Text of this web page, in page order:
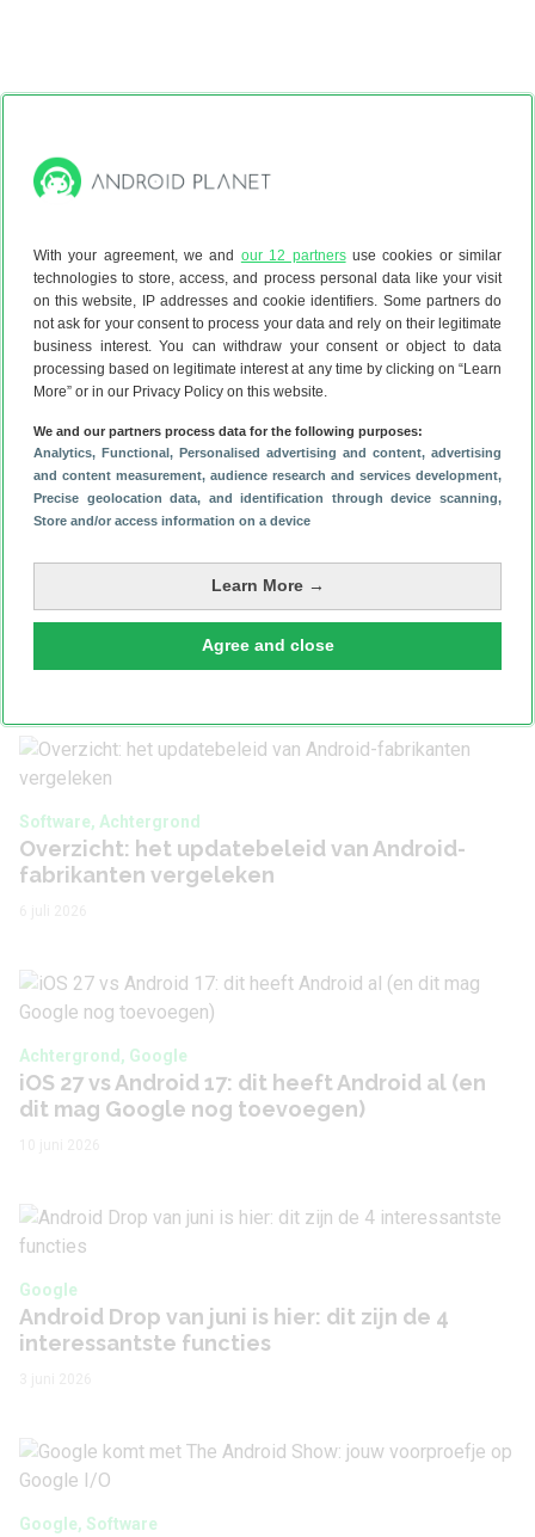
With your agreement, we and our 12 partnersuse cookies or similar
technologies to store, access, and process personal data like your visit
on this website, IP addresses and cookie identifiers. Some partners do
not ask for your consent to process your data and rely on their legitimate
business interest. You can withdraw your consent or object to data
processing based on legitimate interest at any time by clicking on “Learn
More” or in our Privacy Policy on this website.
We and our partners process data for the following purposes:
Analytics, Functional, Personalised advertising and content, advertising
and content measurement, audience research and services development,
Precise geolocation data, and identification through device scanning,
Store and/or access information on a device
Learn More →
Agree and close
Heeft dit artikel je geholpen?
Reageer
Android
Software, Achtergrond
Overzicht: het updatebeleid van Android-
fabrikanten vergeleken
Achtergrond, Google
iOS 27 vs Android 17: dit heeft Android al (en
dit mag Google nog toevoegen)
Google
Android Drop van juni is hier: dit zijn de 4
interessantste functies
Google, Software